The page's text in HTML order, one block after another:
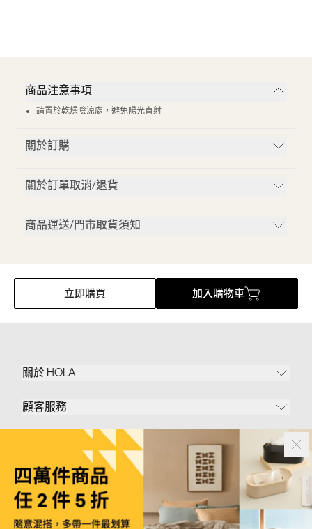
商品注意事項
請置於乾燥陰涼處，避免陽光直射
關於訂購
關於訂單取消/退貨
商品運送/門市取貨須知
立即購買 加入購物車
關於 HOLA
顧客服務
和樂家居股份有限公司｜臺北市內湖區新湖三路23號5樓
Follow Us